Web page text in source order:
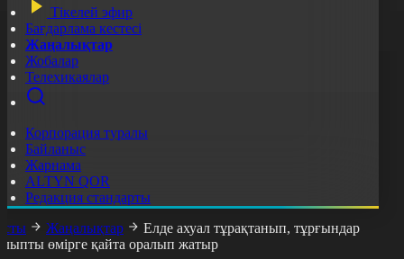
Тікелей эфир
Бағдарлама кестесі
Жаңалықтар
Жобалар
Телехикаялар
Корпорация туралы
Байланыс
Жарнама
ALTYN QOR
Редакция стандарты
Жаңалықтар
Елде ахуал тұрақтанып, тұрғындар
өмірге қайта оралып жатыр